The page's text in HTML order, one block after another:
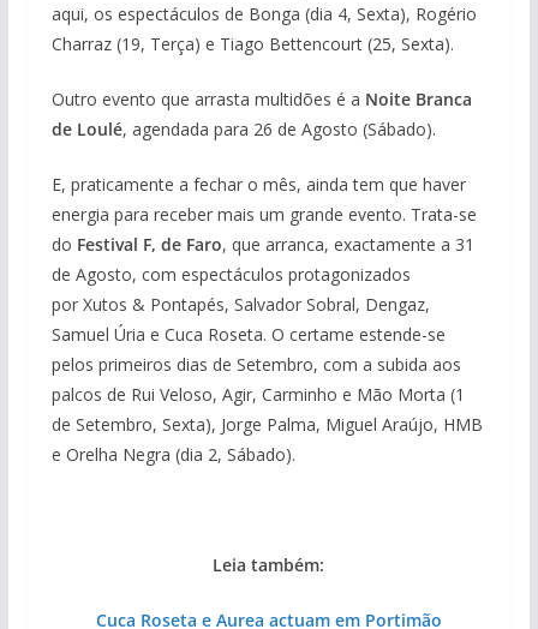
aqui, os espectáculos de Bonga (dia 4, Sexta), Rogério
Charraz (19, Terça) e Tiago Bettencourt (25, Sexta).
Outro evento que arrasta multidões é a Noite Branca
de Loulé, agendada para 26 de Agosto (Sábado).
E, praticamente a fechar o mês, ainda tem que haver
energia para receber mais um grande evento. Trata-se
do Festival F, de Faro, que arranca, exactamente a 31
de Agosto, com espectáculos protagonizados
por Xutos & Pontapés, Salvador Sobral, Dengaz,
Samuel Úria e Cuca Roseta. O certame estende-se
pelos primeiros dias de Setembro, com a subida aos
palcos de Rui Veloso, Agir, Carminho e Mão Morta (1
de Setembro, Sexta), Jorge Palma, Miguel Araújo, HMB
e Orelha Negra (dia 2, Sábado).
Leia também:
Cuca Roseta e Aurea actuam em Portimão